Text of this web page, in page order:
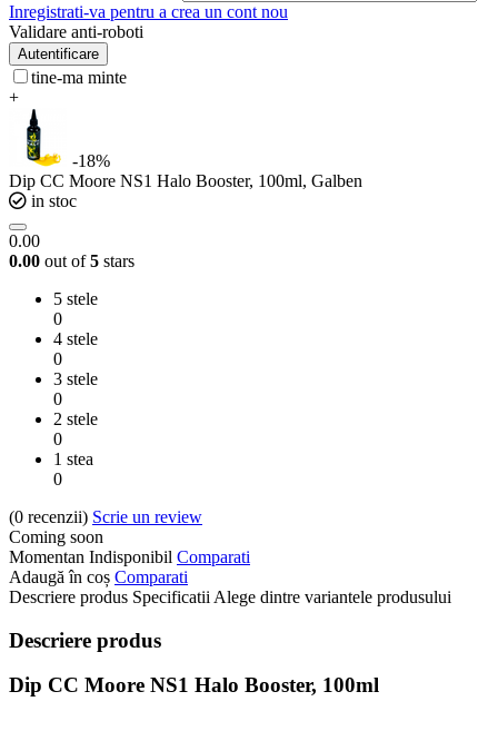
Inregistrati-va pentru a crea un cont nou
Validare anti-roboti
Autentificare
tine-ma minte
+
-18%
Dip CC Moore NS1 Halo Booster, 100ml, Galben
in stoc
0.00
0.00 out of5 stars
5 stele
0
4 stele
0
3 stele
0
2 stele
0
1 stea
0
(0 recenzii) Scrie un review
Coming soon
Momentan Indisponibil Comparati
Adaugă în coș Comparati
Descriere produs Specificatii Alege dintre variantele produsului
Descriere produs
Dip CC Moore NS1 Halo Booster, 100ml